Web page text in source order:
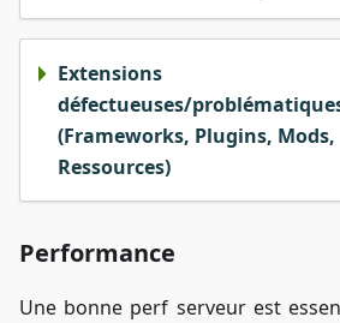
Extensions
défectueuses/
(Frameworks, Plugins, Mods,
Ressources)
Performance
Une bonne perf serveur est